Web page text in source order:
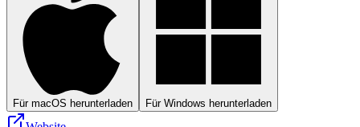
Für macOS herunterladen Für Windows herunterladen